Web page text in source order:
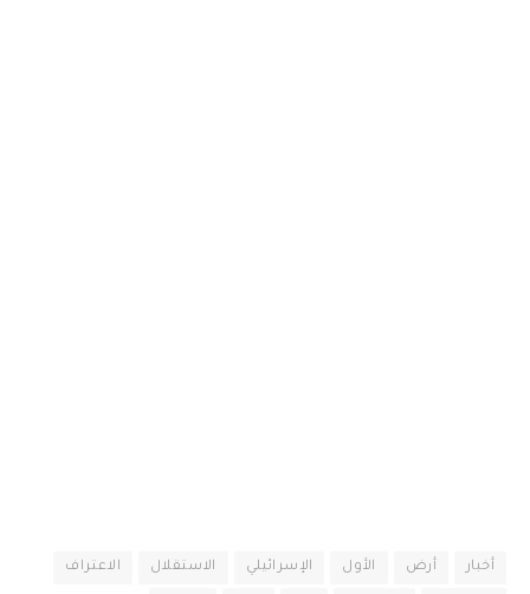
أخبار أرض الأول الإسرائيلي الاستقلال الاعتراف